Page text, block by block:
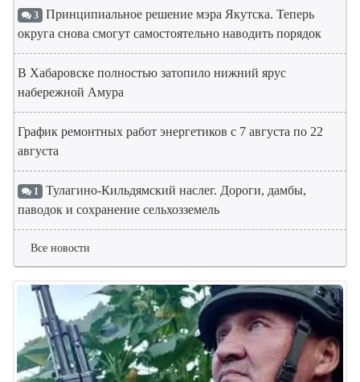
3 Принципиальное решение мэра Якутска. Теперь
округа снова смогут самостоятельно наводить порядок
В Хабаровске полностью затопило нижний ярус
набережной Амура
График ремонтных работ энергетиков с 7 августа по 22
августа
1 Тулагино-Кильдямский наслег. Дороги, дамбы,
паводок и сохранение сельхозземель
Все новости